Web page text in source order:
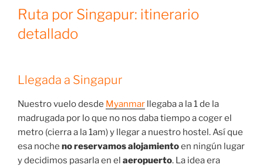
Ruta por Singapur: itinerario
detallado
Llegada a Singapur
Nuestro vuelo desde Myanmar llegaba a la 1 de la
madrugada por lo que no nos daba tiempo a coger el
metro (cierra a la 1am) y llegar a nuestro hostel. Así que
esa noche no reservamos alojamientoen ningún lugar
y decidimos pasarla en el aeropuerto. La idea era